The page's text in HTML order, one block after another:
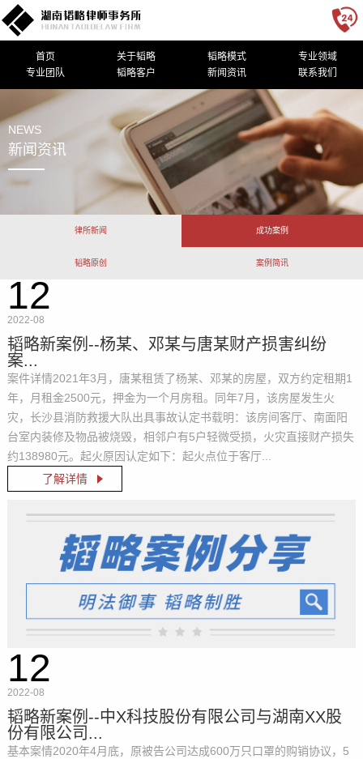
首页 关于韬略 韬略模式
专业领域
专业团队
韬略客户 新闻资讯 联系我们
NEWS
新闻资讯
律所新闻 成功案例
韬略原创 案例简讯
12
2022-08
韬略新案例--杨某、邓某与唐某财产损害纠纷
案...
案件详情2021年3月，唐某租赁了杨某、邓某的房屋，双方约定租期1
年，月租金2500元，押金为一个月房租。同年7月，该房屋发生火
灾，长沙县消防救援大队出具事故认定书载明：该房间客厅、南面阳
台室内装修及物品被烧毁，相邻户有5户轻微受损，火灾直接财产损失
约138980元。起火原因认定如下：起火点位于客厅...
了解详情
12
2022-08
韬略新案例--中X科技股份有限公司与湖南XX股
份有限公司...
基本案情2020年4月底，原被告公司达成600万只口罩的购销协议，5